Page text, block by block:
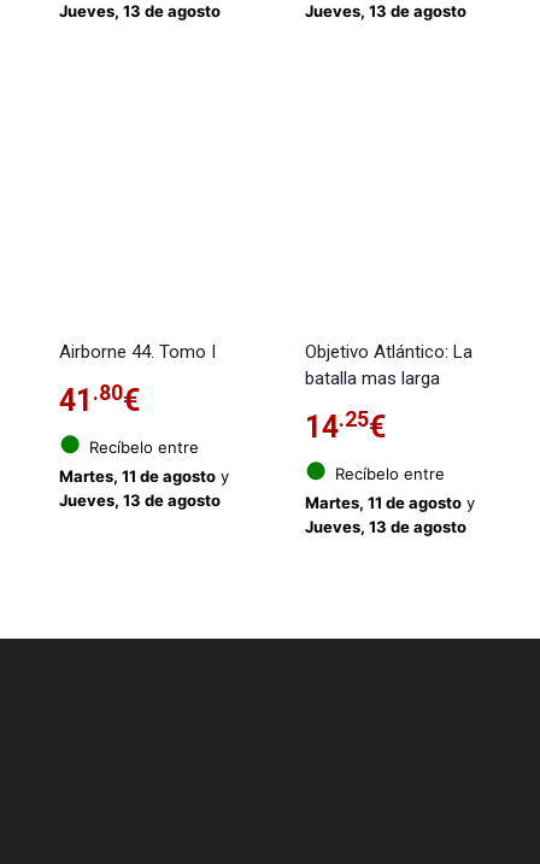
Jueves, 13 de agosto
Jueves, 13 de agosto
Airborne 44. Tomo I
41 .80€
● Recíbelo entre
Martes, 11 de agostoy
Jueves, 13 de agosto
Objetivo Atlántico: La
batalla mas larga
14.25€
● Recíbelo entre
Martes, 11 de agostoy
Jueves, 13 de agosto